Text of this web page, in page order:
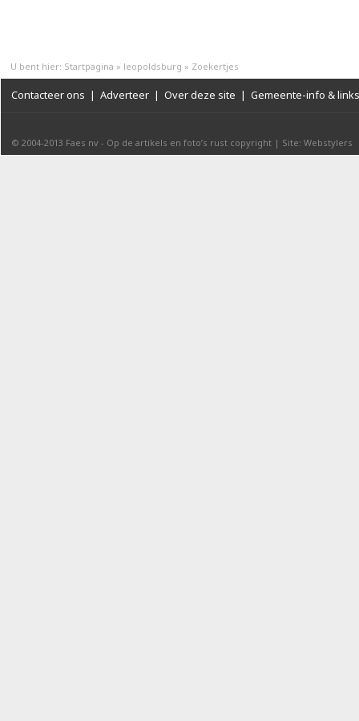
U bent hier: Startpagina » leopoldsburg » Zoekertjes
Contacteer ons | Adverteer | Over deze site | Gemeente-info & links
© 2004-2013 Faes nv - Op de artikels en foto’s rust copyright | Site: Webstylers